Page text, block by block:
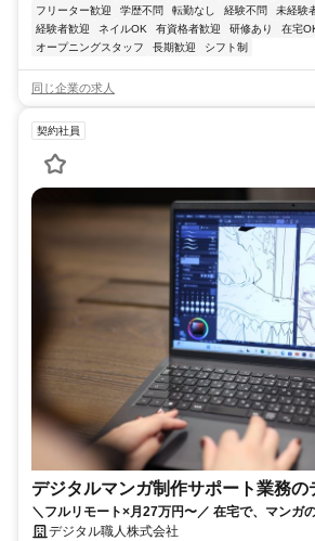
フリーター歓迎
学歴不問 転勤なし 経験不問 未経験
経験者歓迎
ネイルOK 有資格者歓迎 研修あり 在宅
オープニングスタッフ
長期歓迎 シフト制
同じ企業の求人
契約社員
デジタルマンガ制作サポート業務の
＼フルリモート×月27万円〜／ 在宅で、マンガの
デジタル職人株式会社